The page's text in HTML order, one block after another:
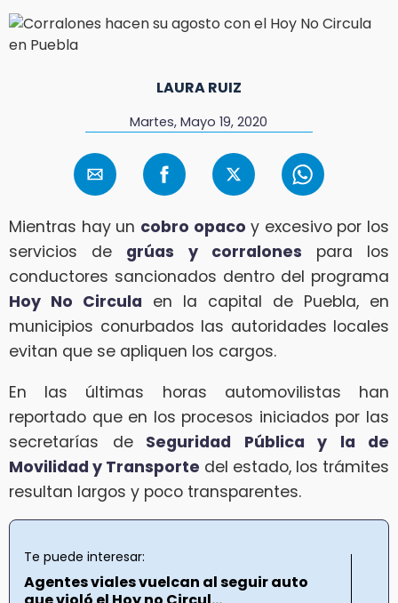
LAURA RUIZ
Martes, Mayo 19, 2020
Mientras hay un cobro opaco y excesivo por los
servicios de grúas y corralones para los
conductores sancionados dentro del programa
Hoy No Circula en la capital de Puebla, en
municipios conurbados las autoridades locales
evitan que se apliquen los cargos.
En las últimas horas automovilistas han
reportado que en los procesos iniciados por las
secretarías deSeguridad Pública y la de
Movilidad y Transporte del estado, los trámites
resultan largos y poco transparentes.
Te puede interesar:
Agentes viales vuelcan al seguir auto